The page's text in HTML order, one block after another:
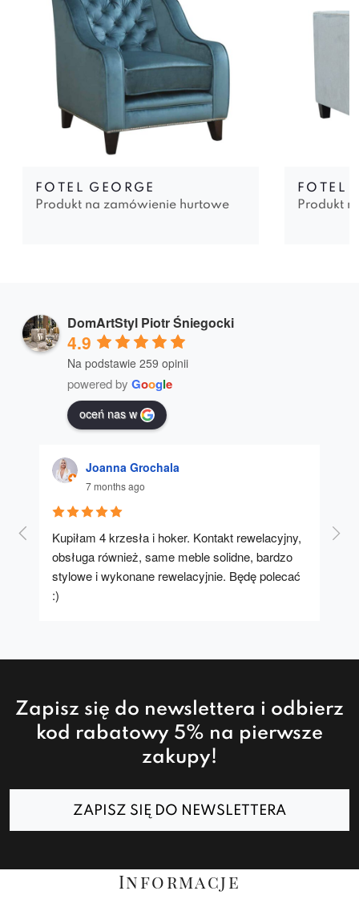
FOTEL GEORGE
Produkt na zamówienie hurtowe
FOTEL
Produkt
DomArtStyl Piotr Śniegocki
4.9
Na podstawie 259 opinii
powered by Google
oceń nas w
Joanna Grochala
7 months ago
Kupiłam 4 krzesła i hoker. Kontakt rewelacyjny,
obsługa również, same meble solidne, bardzo
stylowe i wykonane rewelacyjnie. Będę polecać
:)
A
Zapisz się do newslettera i odbierz
kod rabatowy 5% na pierwsze
zakupy!
ZAPISZ SIĘ DO NEWSLETTERA
Informacje